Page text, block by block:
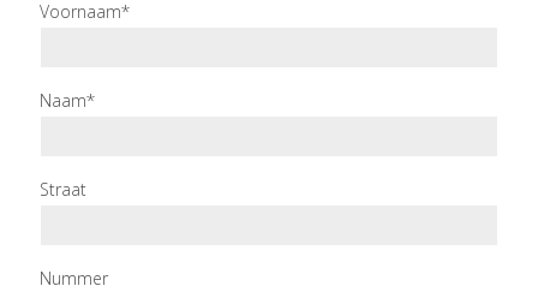
Voornaam*
Naam*
Straat
Nummer